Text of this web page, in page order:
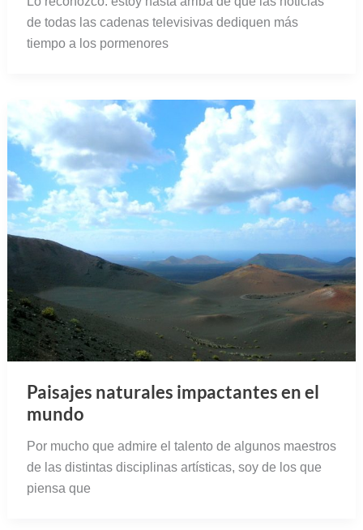
de todas las cadenas televisivas dediquen más
tiempo a los pormenores
Paisajes naturales impactantes en el
mundo
Por mucho que admire el talento de algunos maestros
de las distintas disciplinas artísticas, soy de los que
piensa que